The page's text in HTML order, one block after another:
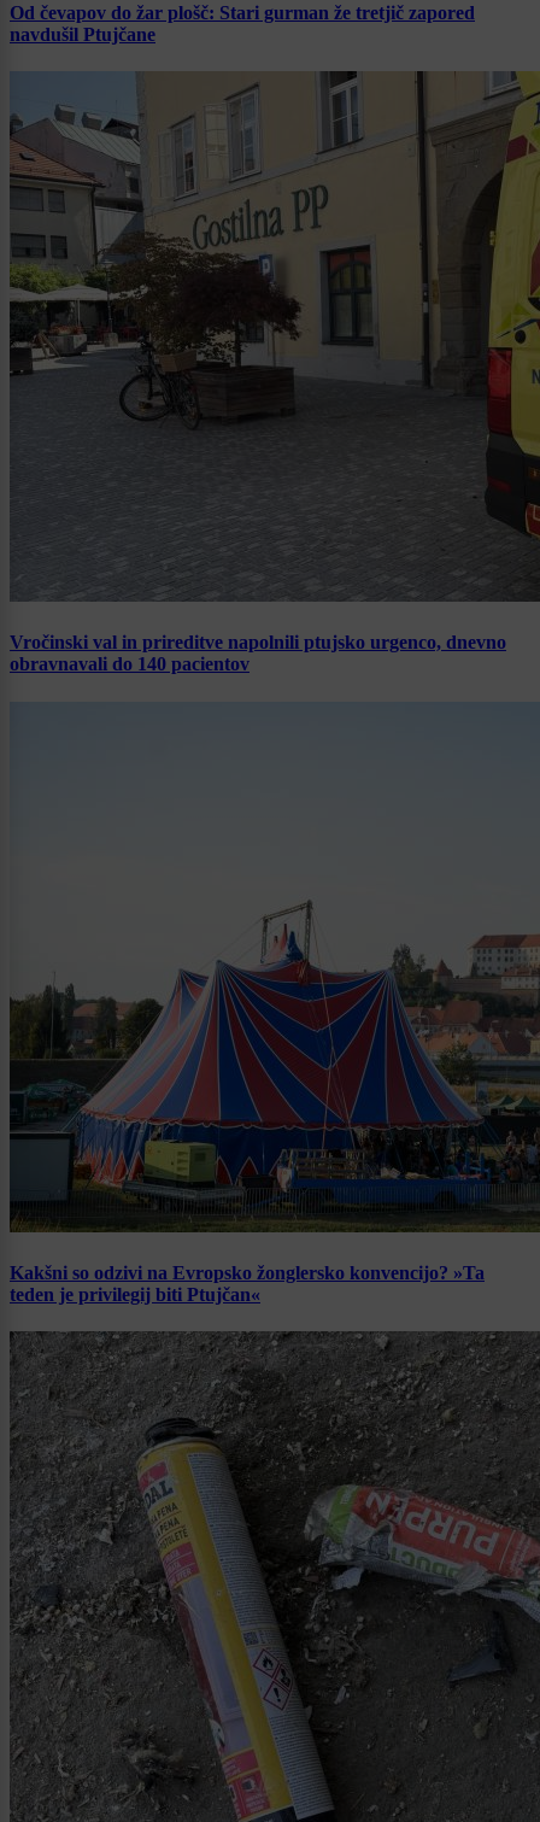
Od čevapov do žar plošč: Stari gurman že tretjič zapored
navdušil Ptujčane
Vročinski val in prireditve napolnili ptujsko urgenco, dnevno
obravnavali do 140 pacientov
Kakšni so odzivi na Evropsko žonglersko konvencijo? »Ta
teden je privilegij biti Ptujčan«